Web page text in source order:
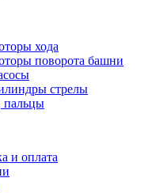
хода
поворота башни
стрелы
пальцы
и оплата